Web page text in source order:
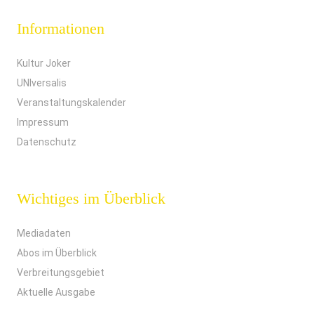
Informationen
Kultur Joker
UNIversalis
Veranstaltungskalender
Impressum
Datenschutz
Wichtiges im Überblick
Mediadaten
Abos im Überblick
Verbreitungsgebiet
Aktuelle Ausgabe